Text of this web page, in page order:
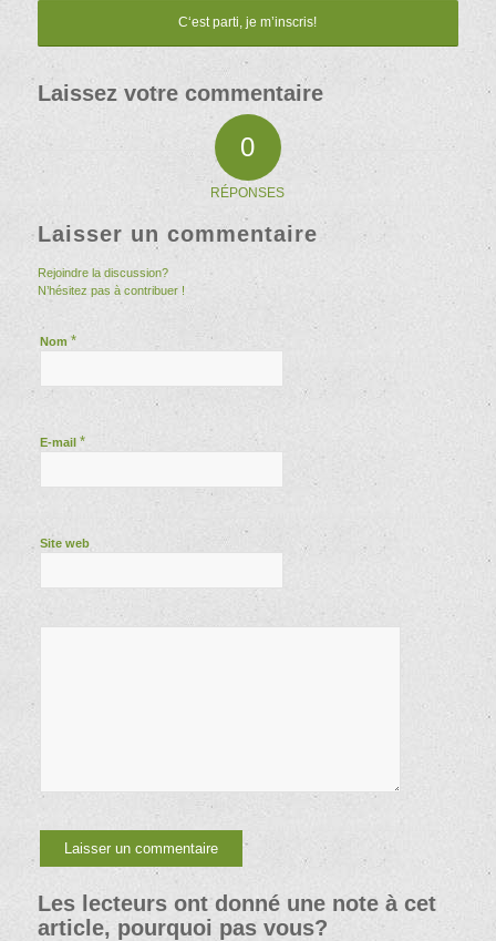
Laissez votre commentaire
0
RÉPONSES
Laisser un commentaire
Rejoindre la discussion?
N’hésitez pas à contribuer !
Nom *
E-mail *
Site web
Les lecteurs ont donné une note à cet
article, pourquoi pas vous?